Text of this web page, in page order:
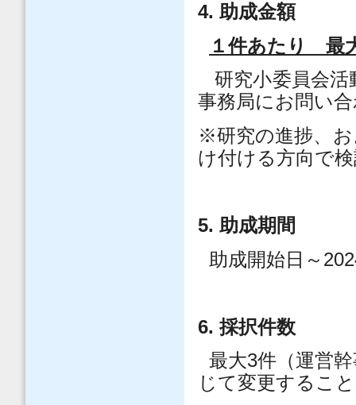
4. 助成金額
１件あたり 最
研究小委員会
事務局にお問い
※研究の進捗、お
け付ける方向で
5. 助成期間
助成開始日～
6. 採択件数
最大3件（運営
じて変更するこ